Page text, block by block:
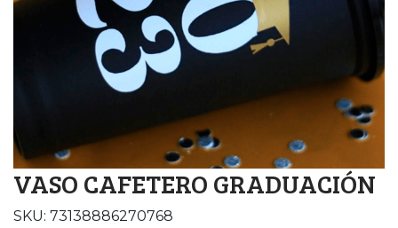
VASO CAFETERO GRADUACIÓN
SKU: 73138886270768